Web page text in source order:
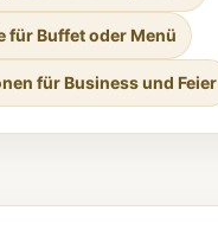
für Buffet oder Menü
für Business und Feier